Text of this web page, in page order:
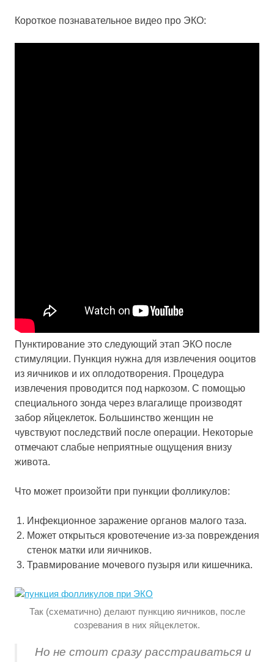
Короткое познавательное видео про ЭКО:
Пунктирование это следующий этап ЭКО после
стимуляции. Пункция нужна для извлечения ооцитов
из яичников и их оплодотворения. Процедура
извлечения проводится под наркозом. С помощью
специального зонда через влагалище производят
забор яйцеклеток. Большинство женщин не
чувствуют последствий после операции. Некоторые
отмечают слабые неприятные ощущения внизу
живота.
Что может произойти при пункции фолликулов:
Инфекционное заражение органов малого таза.
Может открыться кровотечение из-за повреждения
стенок матки или яичников.
Травмирование мочевого пузыря или кишечника.
Так (схематично) делают пункцию яичников, после
созревания в них яйцеклеток.
Но не стоит сразу расстраиваться и